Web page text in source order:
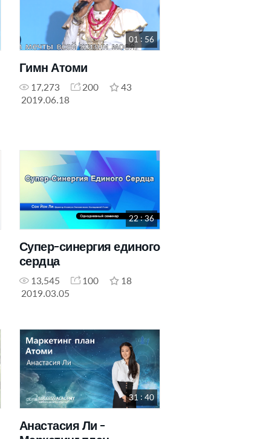
01 : 56
Гимн Атоми
17,273 200
43
2019.06.18
22 : 36
Супер-синергия единого
сердца
13,545 100
18
2019.03.05
31 : 40
Анастасия Ли -